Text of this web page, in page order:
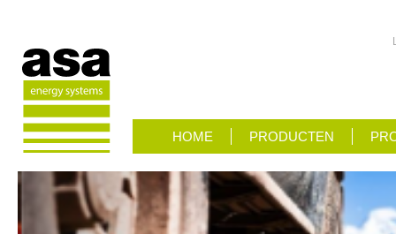
HOME PRODUCTEN